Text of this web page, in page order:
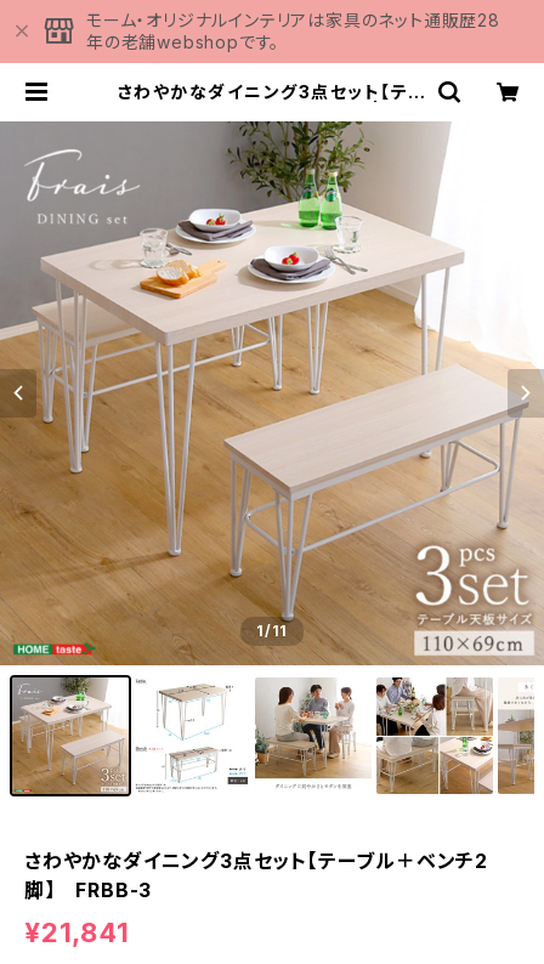
モーム・オリジナルインテリアは家具のネット通販歴28
年の老舗webshopです。
さわやかなダイニング3点セット【テー
の通販専門店 MOMU
1/11
さわやかなダイニング3点セット【テーブル＋ベンチ2
脚】 FRBB-3
¥21,841